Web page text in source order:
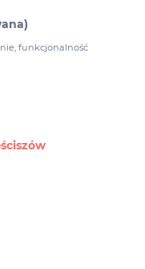
funkcjonalność